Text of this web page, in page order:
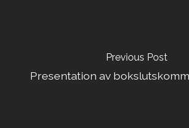
Previous Post
Presentation av